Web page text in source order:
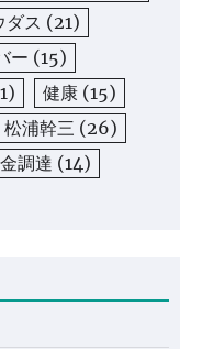
ダス (21)
ー (15)
健康 (15)
松浦幹三 (26)
調達 (14)